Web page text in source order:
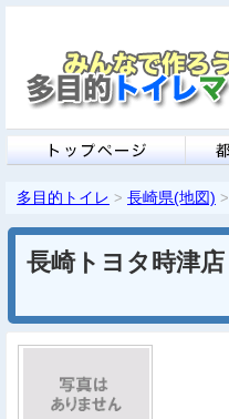
多目的トイレ > 長崎県(地図) >
長崎トヨタ時津店